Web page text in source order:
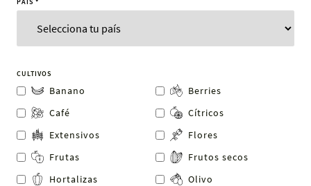
CULTIVOS
Banano
Berries
Café
Cítricos
Extensivos
Flores
Frutas
Frutos secos
Hortalizas
Olivo